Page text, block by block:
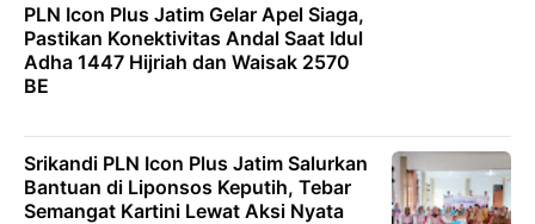
PLN Icon Plus Jatim Gelar Apel Siaga,
Pastikan Konektivitas Andal Saat Idul
Adha 1447 Hijriah dan Waisak 2570
BE
Srikandi PLN Icon Plus Jatim Salurkan
Bantuan di Liponsos Keputih, Tebar
Semangat Kartini Lewat Aksi Nyata